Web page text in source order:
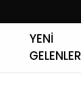
YENİ
GELENLER